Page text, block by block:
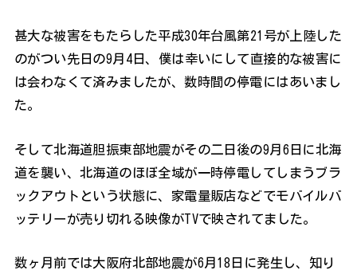
甚大な被害をもたらした平成30年台風第21号が上陸した
のがつい先日の9月4日、僕は幸いにして直接的な被害に
は会わなくて済みましたが、数時間の停電にはあいまし
た。
そして北海道胆振東部地震がその二日後の9月6日に北海
道を襲い、北海道のほぼ全域が一時停電してしまうブラ
ックアウトという状態に、家電量販店などでモバイルバ
ッテリーが売り切れる映像がTVで映されてました。
数ヶ月前では大阪府北部地震が6月18日に発生し、知り